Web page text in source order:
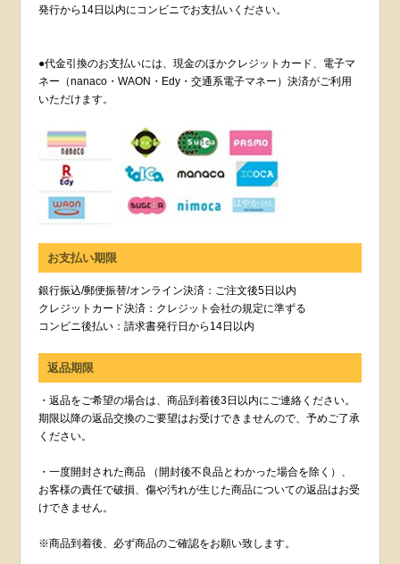
発行から14日以内にコンビニでお支払いください。
●代金引換のお支払いには、現金のほかクレジットカード、電子マ
ネー（nanaco・WAON・Edy・交通系電子マネー）決済がご利用
いただけます。
お支払い期限
銀行振込/郵便振替/オンライン決済：ご注文後5日以内
クレジットカード決済：クレジット会社の規定に準ずる
コンビニ後払い：請求書発行日から14日以内
返品期限
・返品をご希望の場合は、商品到着後3日以内にご連絡ください。
期限以降の返品交換のご要望はお受けできませんので、予めご了承
ください。
・一度開封された商品 （開封後不良品とわかった場合を除く）、
お客様の責任で破損、傷や汚れが生じた商品についての返品はお受
けできません。
※商品到着後、必ず商品のご確認をお願い致します。